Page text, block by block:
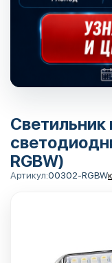
RGBW)
Артикул:00302-RGBW